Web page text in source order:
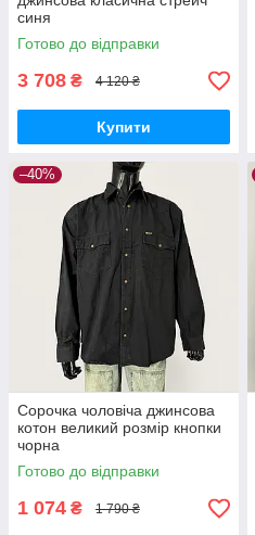
синя
Готово до відправки
3 708 ₴ 4 120 ₴
Купити
–40%
Сорочка чоловіча джинсова
котон великий розмір кнопки
чорна
Готово до відправки
1 074 ₴ 1 790 ₴